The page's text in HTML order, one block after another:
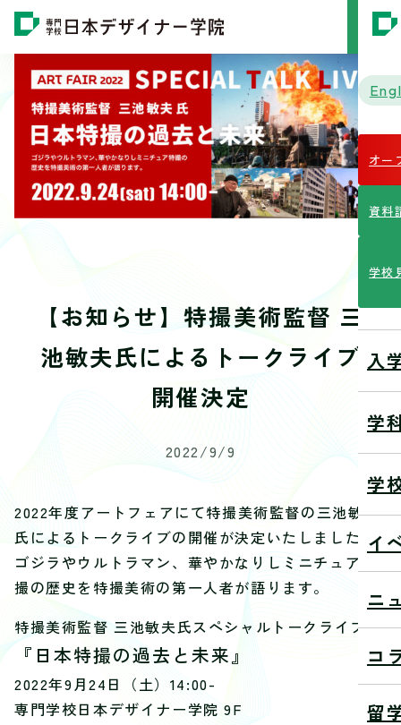
MENU
オー
資料
学校
入
学
学
イ
ニ
コ
留
【お知らせ】特撮美術監督 三
池敏夫氏によるトークライブ
開催決定
2022/9/9
2022年度アートフェアにて特撮美術監督の三池敏夫
氏によるトークライブの開催が決定いたしました。
ゴジラやウルトラマン、華やかなりしミニチュア特
撮の歴史を特撮美術の第一人者が語ります。
特撮美術監督 三池敏夫氏スペシャルトークライブ
『日本特撮の過去と未来』
2022年9月24日（土）14:00-
専門学校日本デザイナー学院 9F